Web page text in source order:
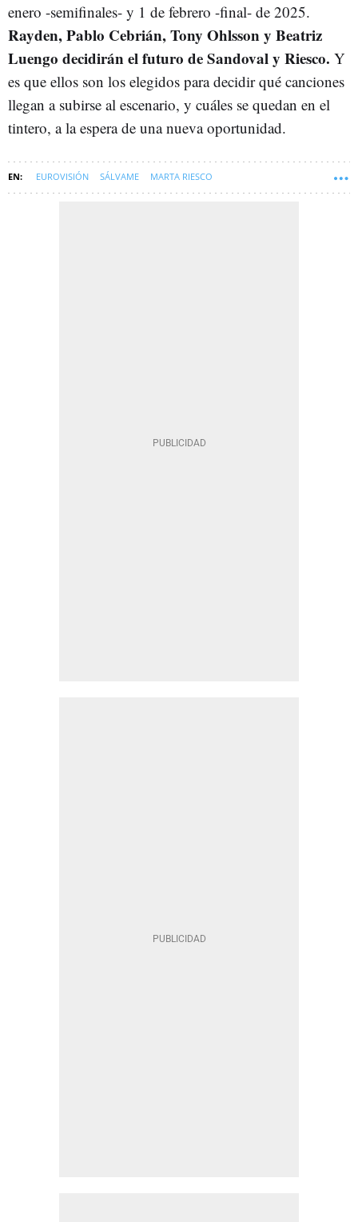
enero -semifinales- y 1 de febrero -final- de 2025.
Rayden, Pablo Cebrián, Tony Ohlsson y Beatriz
Luengo decidirán el futuro de Sandoval y Riesco. Y
es que ellos son los elegidos para decidir qué canciones
llegan a subirse al escenario, y cuáles se quedan en el
tintero, a la espera de una nueva oportunidad.
EUROVISIÓN SÁLVAME MARTA RIESCO